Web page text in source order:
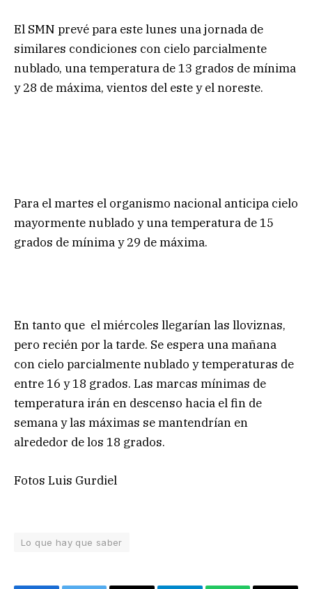
El SMN prevé para este lunes una jornada de
similares condiciones con cielo parcialmente
nublado, una temperatura de 13 grados de mínima
y 28 de máxima, vientos del este y el noreste.
Para el martes el organismo nacional anticipa cielo
mayormente nublado y una temperatura de 15
grados de mínima y 29 de máxima.
En tanto que el miércoles llegarían las lloviznas,
pero recién por la tarde. Se espera una mañana
con cielo parcialmente nublado y temperaturas de
entre 16 y 18 grados. Las marcas mínimas de
temperatura irán en descenso hacia el fin de
semana y las máximas se mantendrían en
alrededor de los 18 grados.
Fotos Luis Gurdiel
Lo que hay que saber